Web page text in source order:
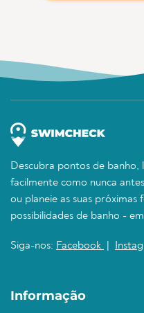
Descubra pontos de banho,
facilmente como nunca
ou planeie as suas próximas
possibilidades de banho -
Siga-nos: Facebook
Informação